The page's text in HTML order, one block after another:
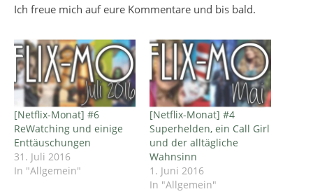
Ich freue mich auf eure Kommentare und bis bald.
[Netflix-Monat] #6
ReWatching und einige
Enttäuschungen
31. Juli 2016
In "Allgemein"
[Netflix-Monat] #4
Superhelden, ein Call Girl
und der alltägliche
Wahnsinn
1. Juni 2016
In "Allgemein"